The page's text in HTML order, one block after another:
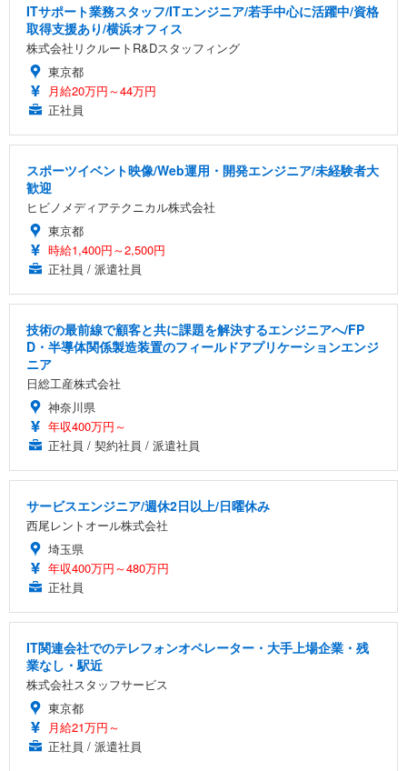
ITサポート業務スタッフ/ITエンジニア/若手中心に活躍中/資格
取得支援あり/横浜オフィス
株式会社リクルートR&Dスタッフィング
東京都
月給20万円～44万円
正社員
スポーツイベント映像/Web運用・開発エンジニア/未経験者大
歓迎
ヒビノメディアテクニカル株式会社
東京都
時給1,400円～2,500円
正社員 / 派遣社員
技術の最前線で顧客と共に課題を解決するエンジニアへ/FP
D・半導体関係製造装置のフィールドアプリケーションエンジ
ニア
日総工産株式会社
神奈川県
年収400万円～
正社員 / 契約社員 / 派遣社員
サービスエンジニア/週休2日以上/日曜休み
西尾レントオール株式会社
埼玉県
年収400万円～480万円
正社員
IT関連会社でのテレフォンオペレーター・大手上場企業・残
業なし・駅近
株式会社スタッフサービス
東京都
月給21万円～
正社員 / 派遣社員